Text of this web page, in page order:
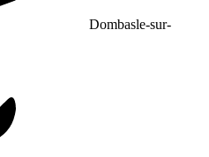
Dombasle-sur-